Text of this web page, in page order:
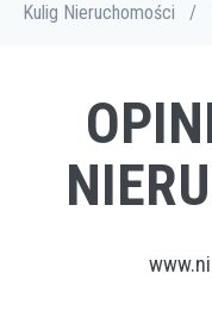
Kulig Nieruchomości
/